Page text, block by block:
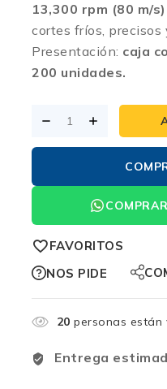
13,300 rpm (80 m/s)
cortes fríos,
Presentación: caja
200 unidades.
FAVORITOS
NOS PIDE
20 personas están
Entrega